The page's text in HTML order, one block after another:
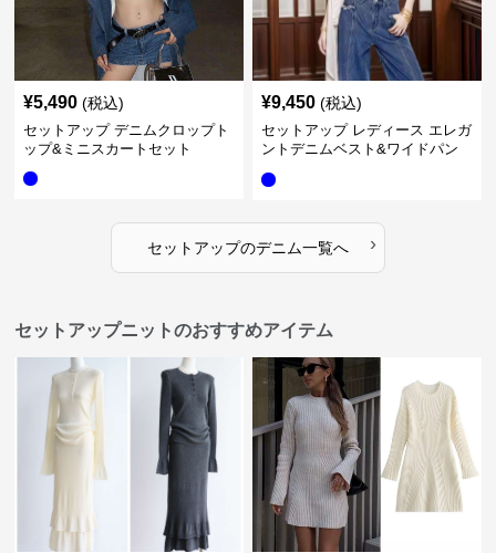
¥5,490 (税込)
セットアップ デニムクロップト
ップ&ミニスカートセット
¥9,450 (税込)
セットアップ レディース エレガ
ントデニムベスト&ワイドパン
セットアップのデニム一覧へ ›
セットアップニットのおすすめアイテム